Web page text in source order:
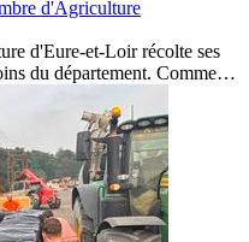
d'Agriculture
d'Eure-et-Loir récolte ses
du département. Comme…